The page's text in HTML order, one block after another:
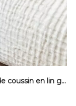
Housse de coussin en lin gaufré - Écru